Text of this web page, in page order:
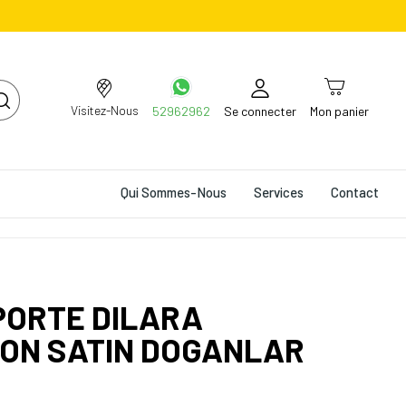
Visitez-Nous 52962962 Se connecter Mon panier
Qui Sommes-Nous Services Contact
DILARA
SATIN DOGANLAR